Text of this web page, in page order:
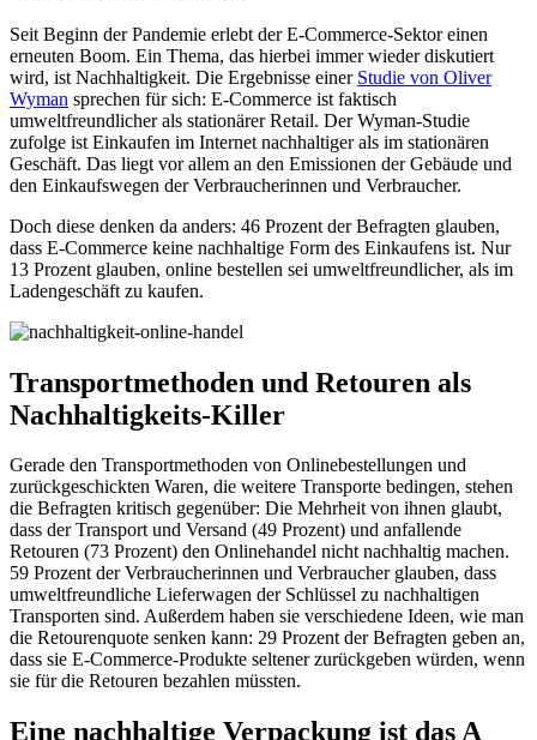
Seit Beginn der Pandemie erlebt der E-Commerce-Sektor einen
erneuten Boom. Ein Thema, das hierbei immer wieder diskutiert
wird, ist Nachhaltigkeit. Die Ergebnisse einer Studie von Oliver
Wyman sprechen für sich: E-Commerce ist faktisch
umweltfreundlicher als stationärer Retail. Der Wyman-Studie
zufolge ist Einkaufen im Internet nachhaltiger als im stationären
Geschäft. Das liegt vor allem an den Emissionen der Gebäude und
den Einkaufswegen der Verbraucherinnen und Verbraucher.
Doch diese denken da anders: 46 Prozent der Befragten glauben,
dass E-Commerce keine nachhaltige Form des Einkaufens ist. Nur
13 Prozent glauben, online bestellen sei umweltfreundlicher, als im
Ladengeschäft zu kaufen.
Transportmethoden und Retouren als
Nachhaltigkeits-Killer
Gerade den Transportmethoden von Onlinebestellungen und
zurückgeschickten Waren, die weitere Transporte bedingen, stehen
die Befragten kritisch gegenüber: Die Mehrheit von ihnen glaubt,
dass der Transport und Versand (49 Prozent) und anfallende
Retouren (73 Prozent) den Onlinehandel nicht nachhaltig machen.
59 Prozent der Verbraucherinnen und Verbraucher glauben, dass
umweltfreundliche Lieferwagen der Schlüssel zu nachhaltigen
Transporten sind. Außerdem haben sie verschiedene Ideen, wie man
die Retourenquote senken kann: 29 Prozent der Befragten geben an,
dass sie E-Commerce-Produkte seltener zurückgeben würden, wenn
sie für die Retouren bezahlen müssten.
Eine nachhaltige Verpackung ist das A